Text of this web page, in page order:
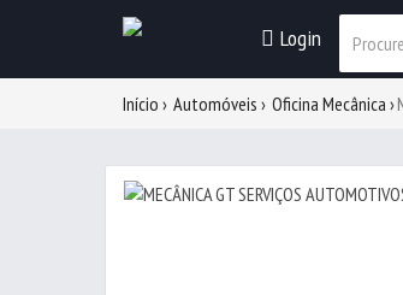
Login
Início Automóveis Oficina Mecânica